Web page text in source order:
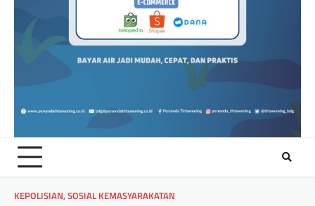
KEPOLISIAN, SOSIAL KEMASYARAKATAN